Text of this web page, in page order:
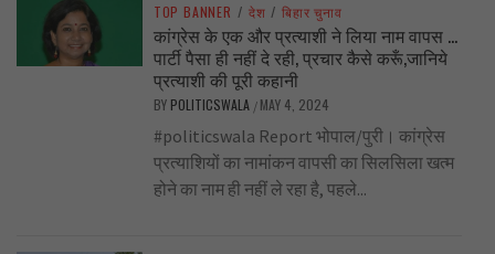
TOP BANNER / देश / बिहार चुनाव
कांग्रेस के एक और प्रत्याशी ने लिया नाम वापस …
पार्टी पैसा ही नहीं दे रही, प्रचार कैसे करूँ,जानिये
प्रत्याशी की पूरी कहानी
BY POLITICSWALA / MAY 4, 2024
#politicswala Report भोपाल/पुरी। कांग्रेस
प्रत्याशियों का नामांकन वापसी का सिलसिला खत्म
होने का नाम ही नहीं ले रहा है, पहले...